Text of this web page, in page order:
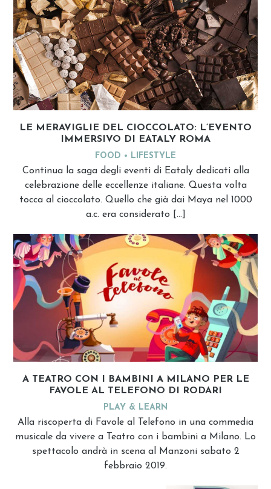
LE MERAVIGLIE DEL CIOCCOLATO: L’EVENTO
IMMERSIVO DI EATALY ROMA
FOOD LIFESTYLE
Continua la saga degli eventi di Eataly dedicati alla
celebrazione delle eccellenze italiane. Questa volta
tocca al cioccolato. Quello che già dai Maya nel 1000
a.c. era considerato […]
A TEATRO CON I BAMBINI A MILANO PER LE
FAVOLE AL TELEFONO DI RODARI
PLAY & LEARN
Alla riscoperta di Favole al Telefono in una commedia
musicale da vivere a Teatro con i bambini a Milano. Lo
spettacolo andrà in scena al Manzoni sabato 2
febbraio 2019.